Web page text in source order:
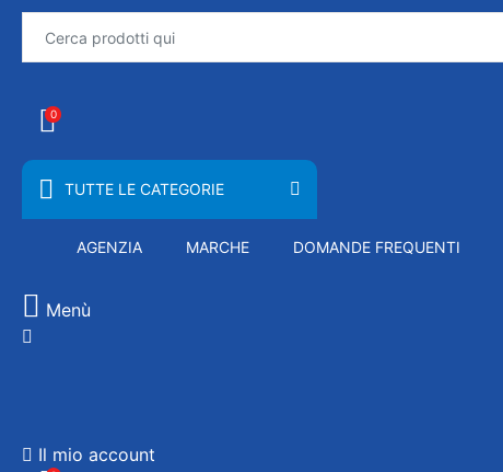
0
TUTTE LE CATEGORIE
AGENZIA MARCHE DOMANDE FREQUENTI
Menù
Il mio account